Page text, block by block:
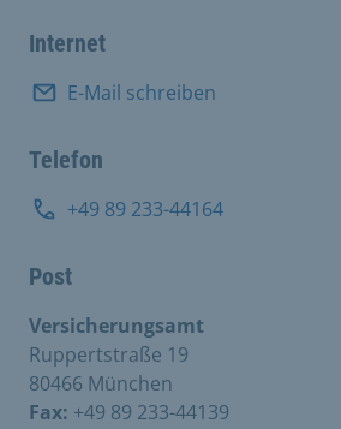
Internet
E-Mail schreiben
Telefon
+49 89 233-44164
Post
Versicherungsamt
Ruppertstraße 19
80466 München
Fax: +49 89 233-44139